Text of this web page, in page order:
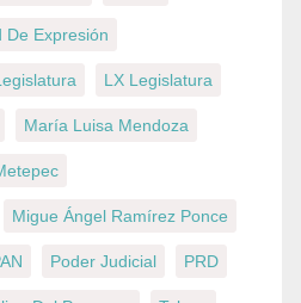
De Expresión
LX Legislatura
María Luisa Mendoza
Migue Ángel Ramírez Ponce
Poder Judicial PRD